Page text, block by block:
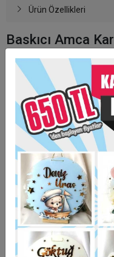
Ürün Özellikleri
Baskıcı Amca
Magnet
Magnetin arkasındaki kart
Ürünün kendi arkasında
Kişiye özel olarak
Minimum sipariş adeti 15
Taksit Seçenekleri
Garanti Ve Teslimat